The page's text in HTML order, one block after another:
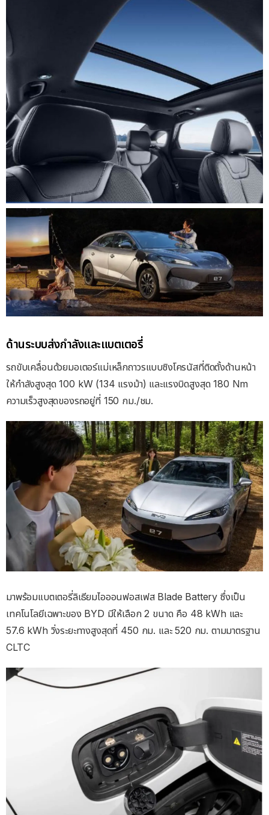
ด้านระบบส่งกำลังและแบตเตอรี่
รถขับเคลื่อนด้วยมอเตอร์แม่เหล็กถาวรแบบซิงโครนัสที่ติดตั้งด้านหน้า
ให้กำลังสูงสุด 100 kW (134 แรงม้า) และแรงบิดสูงสุด 180 Nm
ความเร็วสูงสุดของรถอยู่ที่ 150 กม./ชม.
มาพร้อมแบตเตอรี่ลิเธียมไอออนฟอสเฟส Blade Battery ซึ่งเป็น
เทคโนโลยีเฉพาะของ BYD มีให้เลือก 2 ขนาด คือ 48 kWh และ
57.6 kWh วิ่งระยะทางสูงสุดที่ 450 กม. และ 520 กม. ตามมาตรฐาน
CLTC